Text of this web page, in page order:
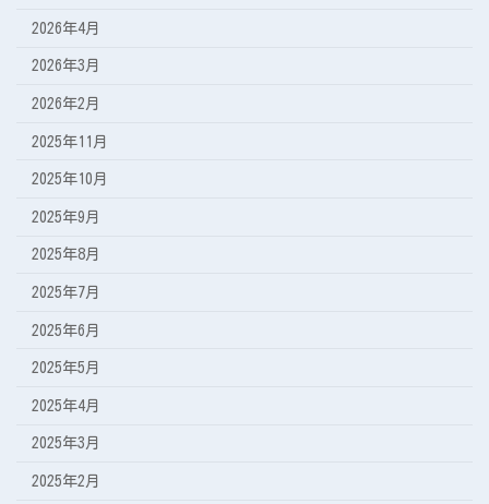
2026年4月
2026年3月
2026年2月
2025年11月
2025年10月
2025年9月
2025年8月
2025年7月
2025年6月
2025年5月
2025年4月
2025年3月
2025年2月